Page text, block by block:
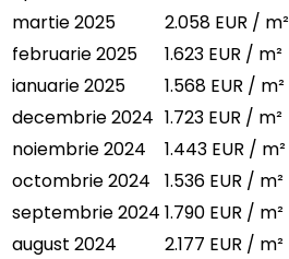
martie 2025
2.058 EUR / m²
februarie 2025
1.623 EUR / m²
ianuarie 2025
1.568 EUR / m²
decembrie 2024 1.723 EUR / m²
noiembrie 2024
1.443 EUR / m²
octombrie 2024
1.536 EUR / m²
septembrie 2024 1.790 EUR / m²
august 2024
2.177 EUR / m²